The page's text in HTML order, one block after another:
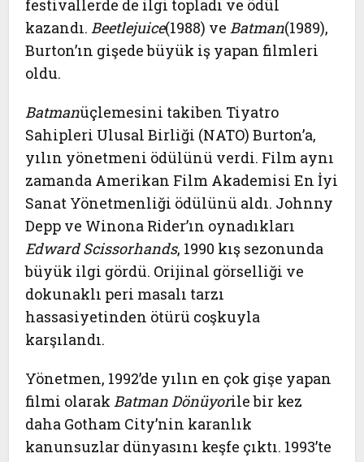
festivallerde de ilgi topladı ve ödül
kazandı.Beetlejuice(1988) veBatman(1989),
Burton’ın gişede büyük iş yapan filmleri
oldu.
Batmanüçlemesini takiben Tiyatro
Sahipleri Ulusal Birliği (NATO) Burton’a,
yılın yönetmeni ödülünü verdi. Film aynı
zamanda Amerikan Film Akademisi En İyi
Sanat Yönetmenliği ödülünü aldı. Johnny
Depp ve Winona Rider’ın oynadıkları
Edward Scissorhands, 1990 kış sezonunda
büyük ilgi gördü. Orijinal görselliği ve
dokunaklı peri masalı tarzı
hassasiyetinden ötürü coşkuyla
karşılandı.
Yönetmen, 1992’de yılın en çok gişe yapan
filmi olarakBatman Dönüyorile bir kez
daha Gotham City’nin karanlık
kanunsuzlar dünyasını keşfe çıktı. 1993’te